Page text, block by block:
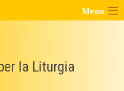
Menu
la Liturgia